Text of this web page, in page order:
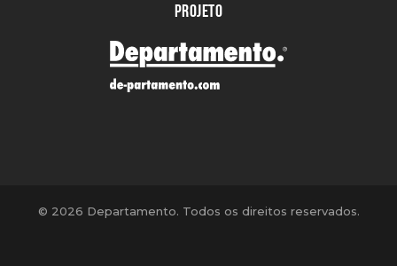
PROJETO
© 2026 Departamento. Todos os direitos reservados.